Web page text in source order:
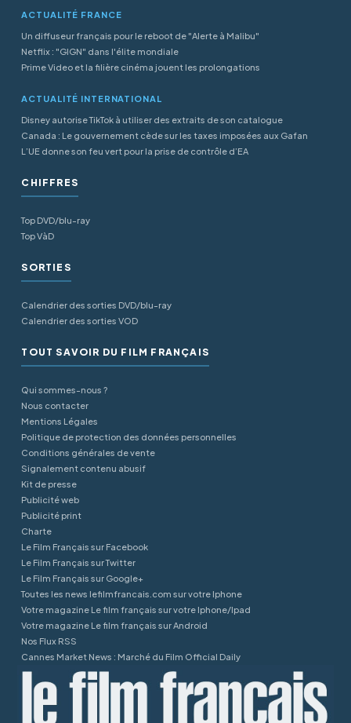
ACTUALITÉ FRANCE
Un diffuseur français pour le reboot de "Alerte à Malibu"
Netflix : "GIGN" dans l'élite mondiale
Prime Video et la filière cinéma jouent les prolongations
ACTUALITÉ INTERNATIONAL
Disney autorise TikTok à utiliser des extraits de son catalogue
Canada : Le gouvernement cède sur les taxes imposées aux Gafan
L’UE donne son feu vert pour la prise de contrôle d’EA
CHIFFRES
Top DVD/blu-ray
Top VàD
SORTIES
Calendrier des sorties DVD/blu-ray
Calendrier des sorties VOD
TOUT SAVOIR DU FILM FRANÇAIS
Qui sommes-nous ?
Nous contacter
Mentions Légales
Politique de protection des données personnelles
Conditions générales de vente
Signalement contenu abusif
Kit de presse
Publicité web
Publicité print
Charte
Le Film Français sur Facebook
Le Film Français sur Twitter
Le Film Français sur Google+
Toutes les news lefilmfrancais.com sur votre Iphone
Votre magazine Le film français sur votre Iphone/Ipad
Votre magazine Le film français sur Android
Nos Flux RSS
Cannes Market News : Marché du Film Official Daily